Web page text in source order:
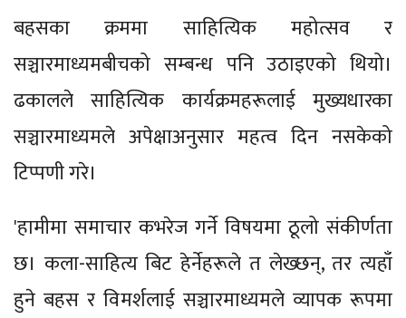
बहसका क्रममा साहित्यिक महोत्सव र
सञ्चारमाध्यमबीचको सम्बन्ध पनि उठाइएको थियो।
ढकालले साहित्यिक कार्यक्रमहरूलाई मुख्यधारका
सञ्चारमाध्यमले अपेक्षाअनुसार महत्व दिन नसकेको
टिप्पणी गरे।
'हामीमा समाचार कभरेज गर्ने विषयमा ठूलो संकीर्णता
छ। कला-साहित्य बिट हेर्नेहरूले त लेख्छन्, तर त्यहाँ
हुने बहस र विमर्शलाई सञ्चारमाध्यमले व्यापक रूपमा